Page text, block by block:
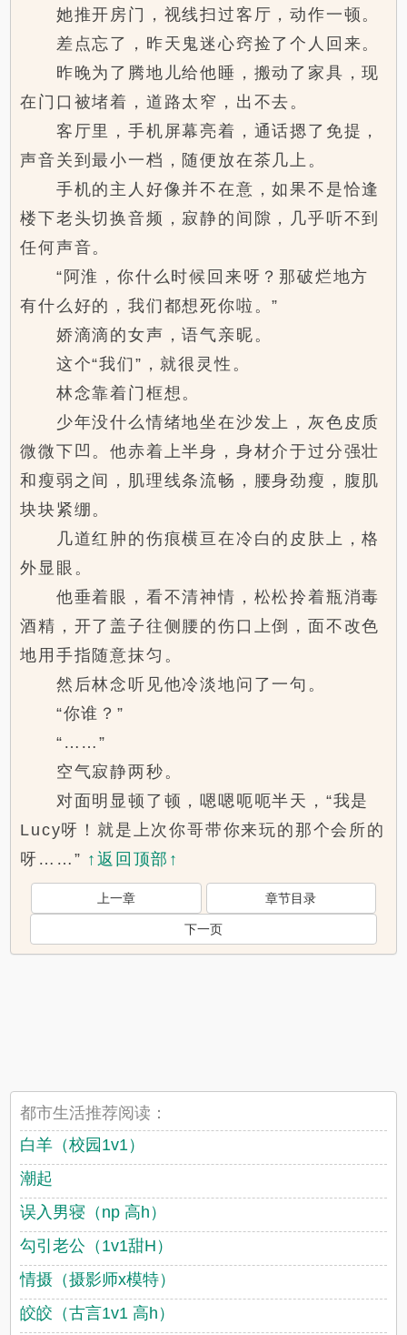
她推开房门，视线扫过客厅，动作一顿。
差点忘了，昨天鬼迷心窍捡了个人回来。
昨晚为了腾地儿给他睡，搬动了家具，现
在门口被堵着，道路太窄，出不去。
客厅里，手机屏幕亮着，通话摁了免提，
声音关到最小一档，随便放在茶几上。
手机的主人好像并不在意，如果不是恰逢
楼下老头切换音频，寂静的间隙，几乎听不到
任何声音。
“阿淮，你什么时候回来呀？那破烂地方
有什么好的，我们都想死你啦。”
娇滴滴的女声，语气亲昵。
这个“我们”，就很灵性。
林念靠着门框想。
少年没什么情绪地坐在沙发上，灰色皮质
微微下凹。他赤着上半身，身材介于过分强壮
和瘦弱之间，肌理线条流畅，腰身劲瘦，腹肌
块块紧绷。
几道红肿的伤痕横亘在冷白的皮肤上，格
外显眼。
他垂着眼，看不清神情，松松拎着瓶消毒
酒精，开了盖子往侧腰的伤口上倒，面不改色
地用手指随意抹匀。
然后林念听见他冷淡地问了一句。
“你谁？”
“……”
空气寂静两秒。
对面明显顿了顿，嗯嗯呃呃半天，“我是
Lucy呀！就是上次你哥带你来玩的那个会所的
呀……” ↑返回顶部↑
上一章 章节目录
下一页
都市生活推荐阅读：
白羊（校园1v1）
潮起
误入男寝（np 高h）
勾引老公（1v1甜H）
情摄（摄影师x模特）
皎皎（古言1v1 高h）